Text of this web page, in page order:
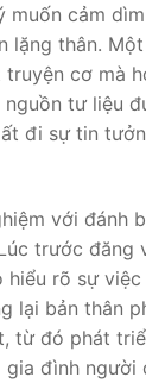
muốn cảm
lặng thân.
cơ mà
tư liệu
đi sự tin
với đánh
trước đăng
hiểu rõ sự
lại bản thân
từ đó phát
đình người